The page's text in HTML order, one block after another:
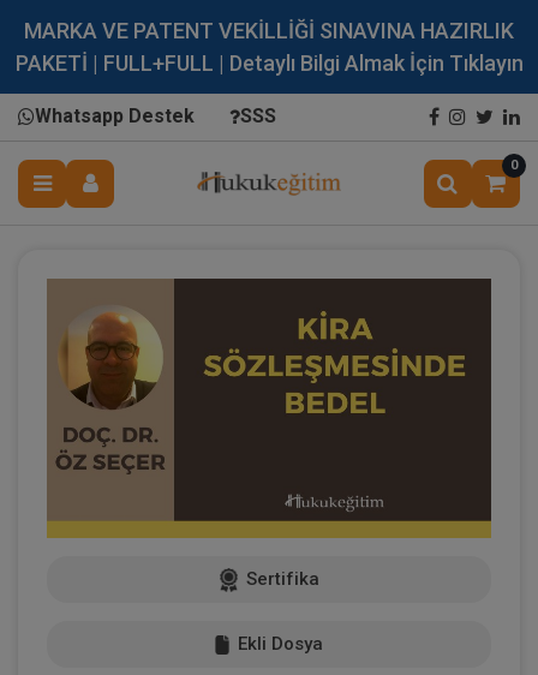
MARKA VE PATENT VEKİLLİĞİ SINAVINA HAZIRLIK
PAKETİ | FULL+FULL | Detaylı Bilgi Almak İçin Tıklayın
Whatsapp Destek SSS
0
Sertifika
Ekli Dosya